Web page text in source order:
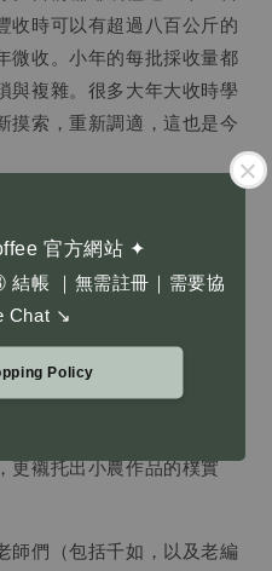
官方網站 ✦
帳 ｜無需註冊｜需要協
Chat ↘
Policy
收時可以有超過八百公斤的
微收。小年的每批採收量都
與複雜。很多大年大收時學
摸索，重新調適，這也是今
乎都是得靠自己找買家。
他小兒子有時間時，會開
有機會也跟遊客推薦自家
地知名的苦茶油。東哥坦
售。但是東哥與東嫂長期
護，算是相當細心，園區
源競賽裡獲得銀質獎的肯
，在品牌經營上，還是少
更襯托出小農作品的樸實
師們（包括千如，以及老編